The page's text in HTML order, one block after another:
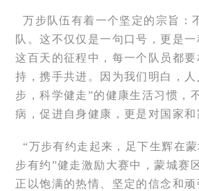
万步队伍有着一个坚定的宗旨：
队。这不仅仅是一句口号，更是
这百天的征程中，每一个队员都
持，携手共进。因为我们明白，人
步，科学健走”的健康生活习惯，
病，促进自身健康，更是对国家和
“万步有约走起来，足下生辉在
步有约”健走激励大赛中，蒙城赛
正以饱满的热情、坚定的信念和